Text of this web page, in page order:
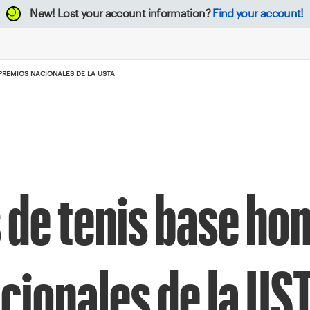
New! Lost your account information? Find your account!
NACIONALES DE LA USTA
tenis base
de la